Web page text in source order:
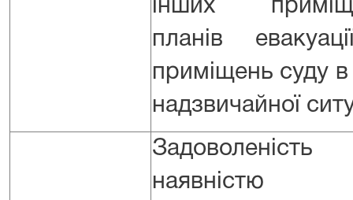
інших
планів
приміщень суду в
надзвичайної
Задоволеність